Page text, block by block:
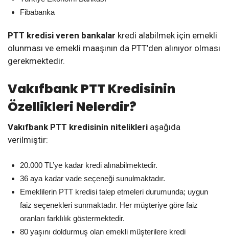
Fibabanka
PTT kredisi veren bankalar kredi alabilmek için emekli
olunması ve emekli maaşının da PTT’den alınıyor olması
gerekmektedir.
Vakıfbank PTT Kredisinin
Özellikleri Nelerdir?
Vakıfbank PTT kredisinin nitelikleri aşağıda
verilmiştir:
20.000 TL’ye kadar kredi alınabilmektedir.
36 aya kadar vade seçeneği sunulmaktadır.
Emeklilerin PTT kredisi talep etmeleri durumunda; uygun
faiz seçenekleri sunmaktadır. Her müşteriye göre faiz
oranları farklılık göstermektedir.
80 yaşını doldurmuş olan emekli müşterilere kredi